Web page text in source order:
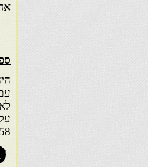
958]. 7